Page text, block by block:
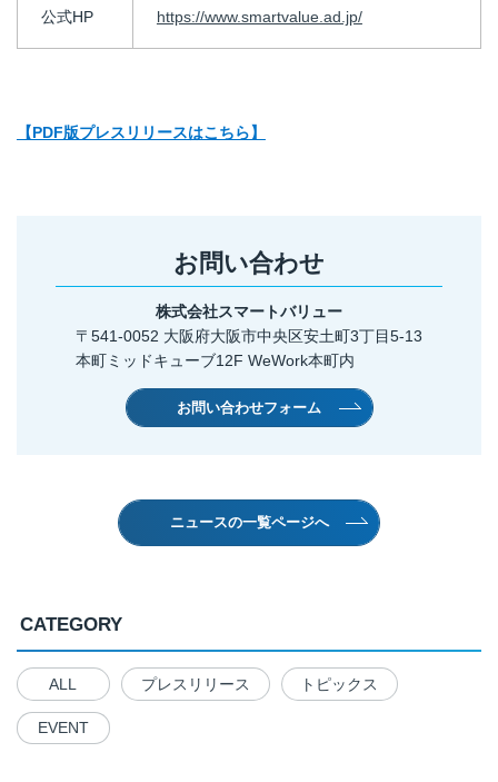
公式HP https://www.smartvalue.ad.jp/
【PDF版プレスリリースはこちら】
お問い合わせ
株式会社スマートバリュー
〒541-0052 大阪府大阪市中央区安土町3丁目5-13
本町ミッドキューブ12F WeWork本町内
お問い合わせフォーム
ニュースの一覧ページへ
CATEGORY
ALL プレスリリース トピックス
EVENT